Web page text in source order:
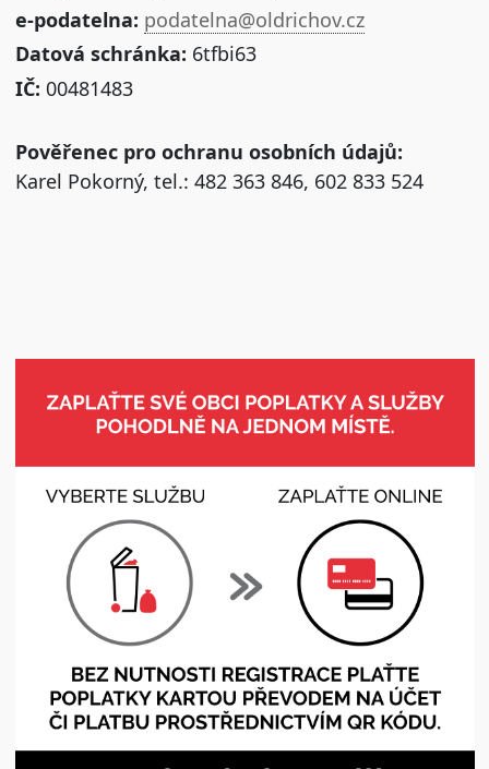
e-podatelna: podatelna@oldrichov.cz
Datová schránka: 6tfbi63
IČ: 00481483
Pověřenec pro ochranu osobních údajů:
Karel Pokorný, tel.: 482 363 846, 602 833 524